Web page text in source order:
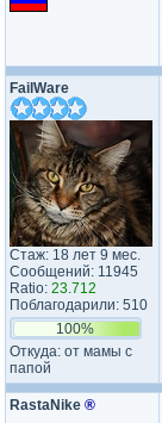
FailWare
Стаж: 18 лет 9 мес.
Сообщений: 11945
Ratio: 23.712
Поблагодарили: 510
100%
Откуда: от мамы с
папой
RastaNike ®